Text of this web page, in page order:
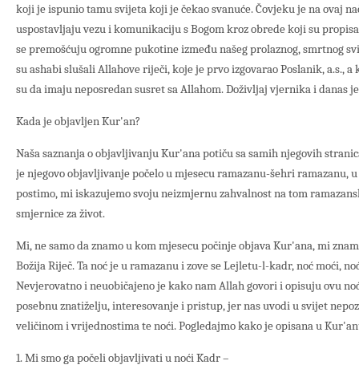
koji je ispunio tamu svijeta koji je čekao svanuće. Čovjeku je na ovaj
uspostavljaju vezu i komunikaciju s Bogom kroz obrede koji su
se premošćuju ogromne pukotine između našeg prolaznog, smrtnog
su ashabi slušali Allahove riječi, koje je prvo izgovarao Poslanik, a.s.,
su da imaju neposredan susret sa Allahom. Doživljaj vjernika i danas
Kada je objavljen Kur'an?
Naša saznanja o objavljivanju Kur'ana potiču sa samih njegovih
je njegovo objavljivanje počelo u mjesecu ramazanu-šehri ramazanu,
postimo, mi iskazujemo svoju neizmjernu zahvalnost na tom
smjernice za život.
Mi, ne samo da znamo u kom mjesecu počinje objava Kur'ana, mi
Božija Riječ. Ta noć je u ramazanu i zove se Lejletu-l-kadr, noć moći,
Nevjerovatno i neuobičajeno je kako nam Allah govori i opisuju ovu
posebnu znatiželju, interesovanje i pristup, jer nas uvodi u svijet
veličinom i vrijednostima te noći. Pogledajmo kako je opisana u
1. Mi smo ga počeli objavljivati u noći Kadr –